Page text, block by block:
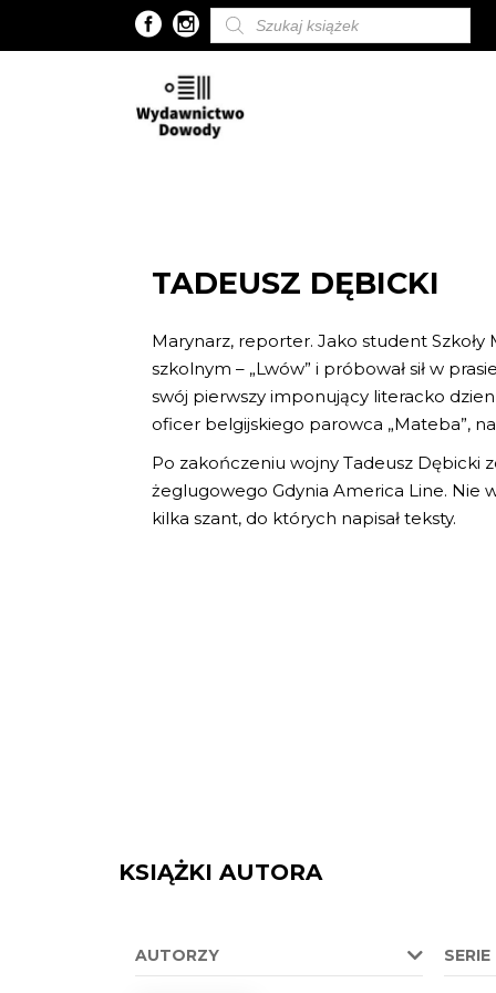
Wyszukiwarka
produktów
TADEUSZ DĘBICKI
Marynarz, reporter. Jako student Szkoły
szkolnym – „Lwów” i próbował sił w
swój pierwszy imponujący literacko
oficer belgijskiego parowca „Mateba”,
Po zakończeniu wojny Tadeusz Dębicki
żeglugowego Gdynia America Line. Nie
kilka szant, do których napisał teksty.
KSIĄŻKI AUTORA
AUTORZY SERIE